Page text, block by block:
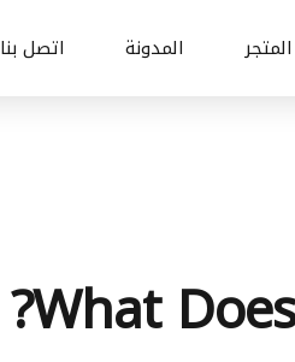
المتجر المدونة اتصل بنا
What